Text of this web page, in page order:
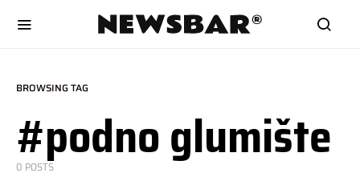
BROWSING TAG
#podno glumište
0 POSTS